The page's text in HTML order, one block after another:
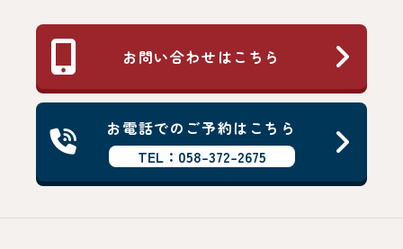
お問い合わせはこちら
お電話でのご予約はこちら
TEL：058-372-2675